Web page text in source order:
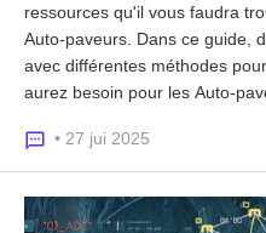
ressources qu'il vous faudra
Auto-paveurs. Dans ce guide,
avec différentes méthodes
aurez besoin pour les Auto-
• 27 jui 2025